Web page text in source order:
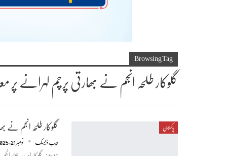
Browsing Tag
گلوکار طلحہ انجم نے بھارتی پرچم لہرانے پر
پاکستان گلوکار طلحہ انجم نے
ویب ڈیسک نومبر 21, 2025